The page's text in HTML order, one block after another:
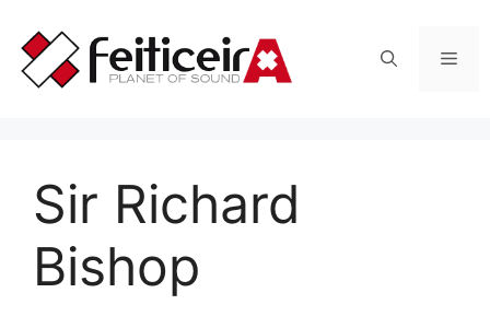
contenido
Sir Richard
Bishop